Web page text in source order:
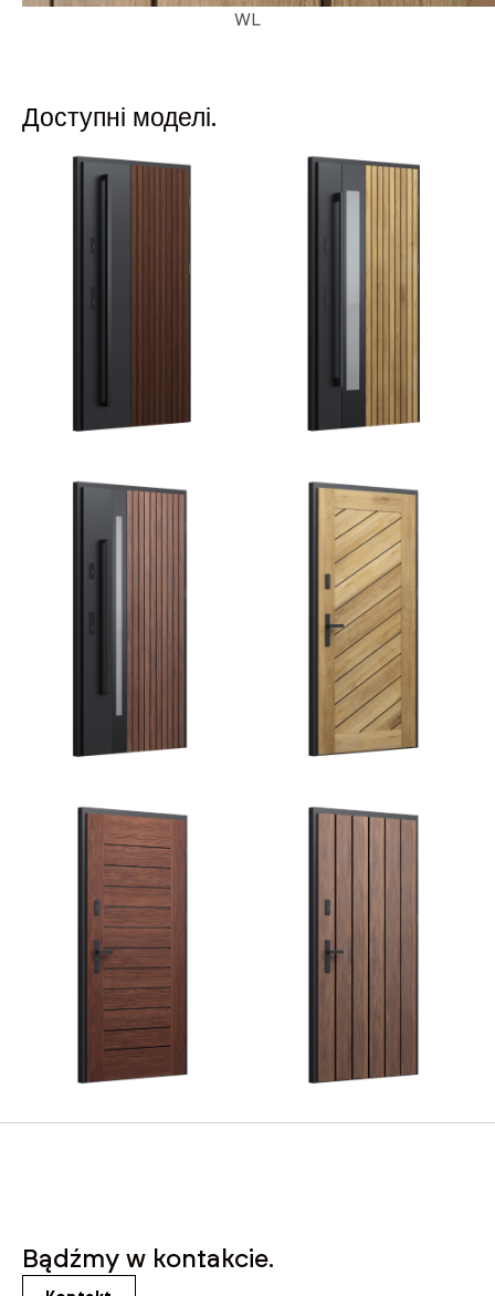
WL
Доступні моделі.
Bądźmy w kontakcie.